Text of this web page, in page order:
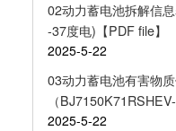
02动力蓄电池拆解信
-37度电)【PDF file】
2025-5-22
03动力蓄电池有害物
（
2025-5-22